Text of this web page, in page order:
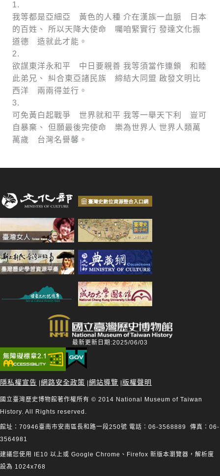
1.
我等都是亞細亞 黃色的人種 介在漢族一血脈 日本
的百姓、 所以天降大使命 囑咱緊實行 發達文化振
道德 造就此才能。
2.
欲謀東洋永和平 中日要親善 我等須當作連鎖 和睦
此弟兄、 糾合東亞諸民族 締結大同盟 啟發文明比
西洋 兩兩得並行。
3.
可免黃白起戰爭 世界就和平 我等一舉天下利 豈可
自暴棄、 但願最後完使命 樂為世界人 世界人類萬
萬歲 台灣名譽馨。
最新更新日期:2025/06/03
隱私權宣告 網路安全政策 網站導覽 版權聲明
國立臺灣歷史博物館著作權所有 © 2014 National Museum of Taiwan
History. All Rights reserved.
館址：70946臺南市安南區長和路一段250號 電話：06-3568889 傳真：06-
3564981
建議您使用 IE10 以上或 Google Chrome、Firefox 新版本瀏覽器，解析度
設為 1024x768